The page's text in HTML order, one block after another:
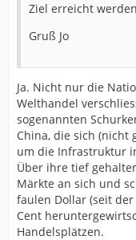
Ziel erreicht
Gruß Jo
Ja. Nicht nur die
Welthandel
sogenannten
China, die sich (nicht
um die Infrastruktur
Über ihre tief
Märkte an sich und
faulen Dollar (seit
Cent
Handelsplätzen.